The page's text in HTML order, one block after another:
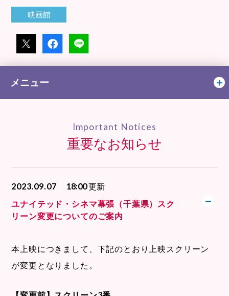
映画館
メニュー
Important Notices
重要なお知らせ
2023.09.07 18:00更新
ユナイテッド・シネマ幕張（千葉県）スク
リーン変更についてのご案内
本上映につきまして、下記のとおり上映スクリーン
が変更となりました。